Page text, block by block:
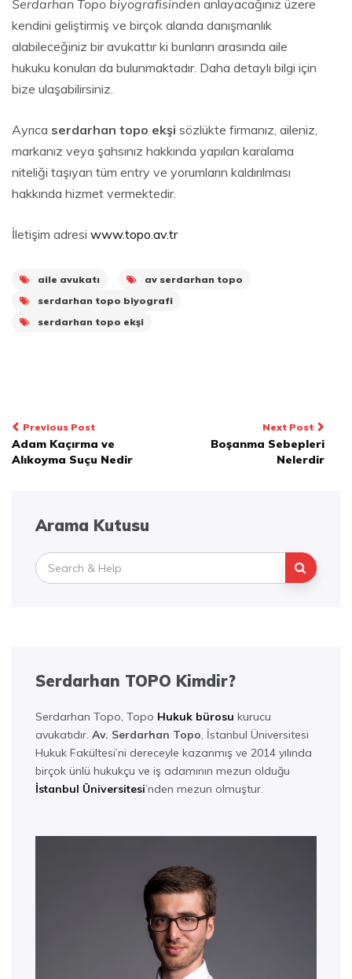
Serdarhan Topo biyografisinden anlayacağınız üzere
kendini geliştirmiş ve birçok alanda danışmanlık
alabileceğiniz bir avukattır ki bunların arasında aile
hukuku konuları da bulunmaktadır. Daha detaylı bilgi için
bize ulaşabilirsiniz.
Ayrıca serdarhan topo ekşi sözlükte firmanız, aileniz,
markanız veya şahsınız hakkında yapılan karalama
niteliği taşıyan tüm entry ve yorumların kaldırılması
hakkında hizmet vermektedir.
İletişim adresi www.topo.av.tr
aile avukatı
av serdarhan topo
serdarhan topo biyografi
serdarhan topo ekşi
Yazı
dolaşımı
Previous Post
Adam Kaçırma ve
Alıkoyma Suçu Nedir
Next Post
Boşanma Sebepleri
Nelerdir
Arama Kutusu
Search
for:
Serdarhan TOPO Kimdir?
Serdarhan Topo, Topo Hukuk bürosu kurucu
avukatıdır. Av. Serdarhan Topo, İstanbul Üniversitesi
Hukuk Fakültesi’ni dereceyle kazanmış ve 2014 yılında
birçok ünlü hukukçu ve iş adamının mezun olduğu
İstanbul Üniversitesi’nden mezun olmuştur.